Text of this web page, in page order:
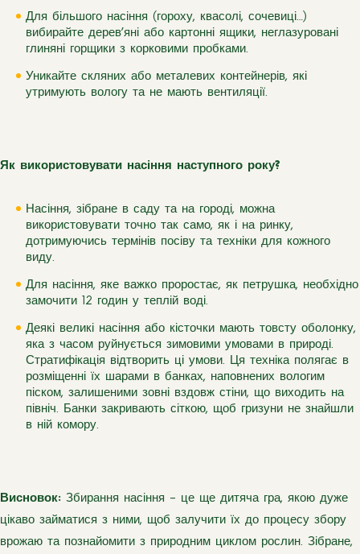
Для більшого насіння (гороху, квасолі, сочевиці…)
вибирайте дерев’яні або картонні ящики, неглазуровані
глиняні горщики з корковими пробками.
Уникайте скляних або металевих контейнерів, які
утримують вологу та не мають вентиляції.
Як використовувати насіння наступного року?
Насіння, зібране в саду та на городі, можна
використовувати точно так само, як і на ринку,
дотримуючись термінів посіву та техніки для кожного
виду.
Для насіння, яке важко проростає, як петрушка, необхідно
замочити 12 годин у теплій воді.
Деякі великі насіння або кісточки мають товсту оболонку,
яка з часом руйнується зимовими умовами в природі.
Стратифікація відтворить ці умови. Ця техніка полягає в
розміщенні їх шарами в банках, наповнених вологим
піском, залишеними зовні вздовж стіни, що виходить на
північ. Банки закривають сіткою, щоб гризуни не знайшли
в ній комору.
Висновок: Збирання насіння – це ще дитяча гра, якою дуже
цікаво займатися з ними, щоб залучити їх до процесу збору
врожаю та познайомити з природним циклом рослин. Зібране,